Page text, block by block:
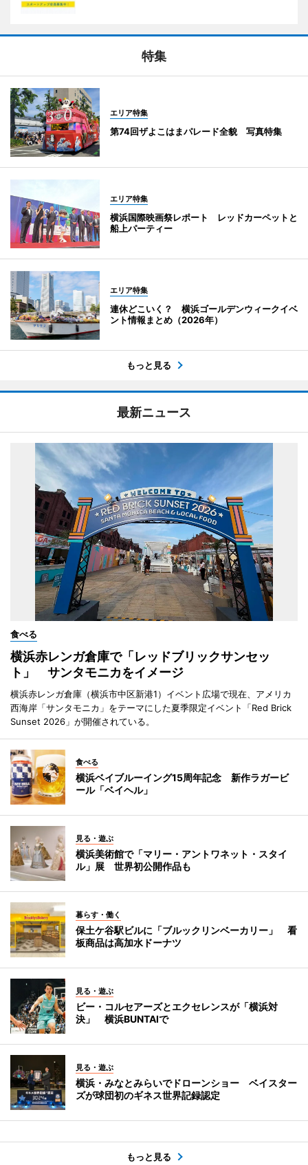
特集
エリア特集
第74回ザよこはまパレード全貌 写真特集
エリア特集
横浜国際映画祭レポート レッドカーペットと
船上パーティー
エリア特集
連休どこいく？ 横浜ゴールデンウィークイベ
ント情報まとめ（2026年）
もっと見る
最新ニュース
食べる
横浜赤レンガ倉庫で「レッドブリックサンセッ
ト」 サンタモニカをイメージ
横浜赤レンガ倉庫（横浜市中区新港1）イベント広場で現在、アメリカ
西海岸「サンタモニカ」をテーマにした夏季限定イベント「Red Brick
Sunset 2026」が開催されている。
食べる
横浜ベイブルーイング15周年記念 新作ラガービ
ール「ベイヘル」
見る・遊ぶ
横浜美術館で「マリー・アントワネット・スタイ
ル」展 世界初公開作品も
暮らす・働く
保土ケ谷駅ビルに「ブルックリンベーカリー」 看
板商品は高加水ドーナツ
見る・遊ぶ
ビー・コルセアーズとエクセレンスが「横浜対
決」 横浜BUNTAIで
見る・遊ぶ
横浜・みなとみらいでドローンショー ベイスター
ズが球団初のギネス世界記録認定
もっと見る